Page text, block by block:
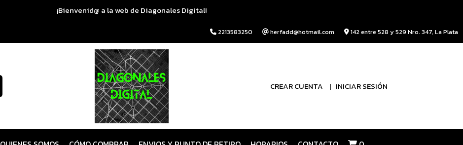
¡Bienvenid@ a la web de Diagonales Digital!
2213583250 herfadd@hotmail.com 142 entre 528 y 529 Nro. 347, La Plata
CREAR CUENTA INICIAR SESIÓN